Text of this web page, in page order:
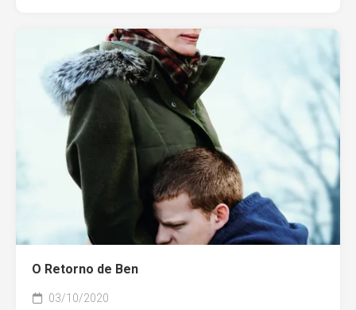
O Retorno de Ben
03/10/2020